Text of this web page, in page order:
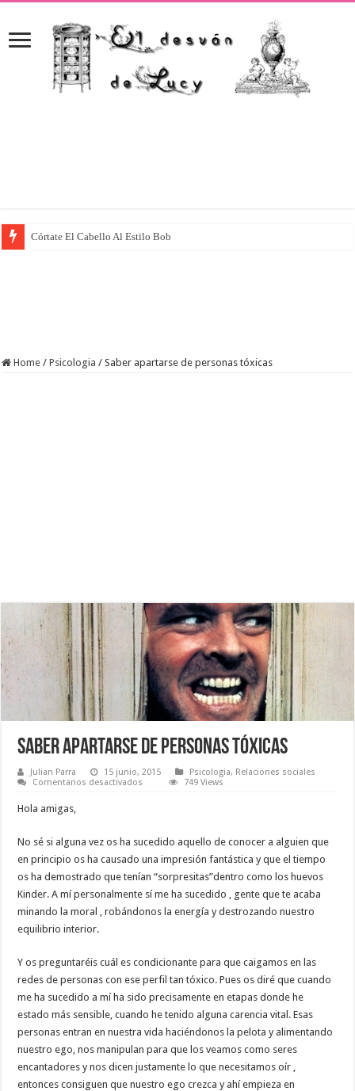
Córtate El Cabello Al Estilo Bob
Home / Psicologia / Saber apartarse de personas tóxicas
Saber apartarse de personas tóxicas
Julian Parra 15 junio, 2015 Psicologia, Relaciones sociales
Comentarios desactivados
749 Views
Hola amigas,
No sé si alguna vez os ha sucedido aquello de conocer a alguien que
en principio os ha causado una impresión fantástica y que el tiempo
os ha demostrado que tenían “sorpresitas”dentro como los huevos
Kinder. A mí personalmente sí me ha sucedido , gente que te acaba
minando la moral , robándonos la energía y destrozando nuestro
equilibrio interior.
Y os preguntaréis cuál es condicionante para que caigamos en las
redes de personas con ese perfil tan tóxico. Pues os diré que cuando
me ha sucedido a mí ha sido precisamente en etapas donde he
estado más sensible, cuando he tenido alguna carencia vital. Esas
personas entran en nuestra vida haciéndonos la pelota y alimentando
nuestro ego, nos manipulan para que los veamos como seres
encantadores y nos dicen justamente lo que necesitamos oír ,
entonces consiguen que nuestro ego crezca y ahí empieza en